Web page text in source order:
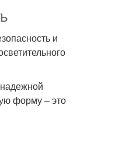
и
форму – это